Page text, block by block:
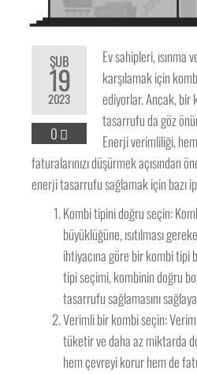
ŞUB
19
2023
0
Ev sahipleri, ısınma
karşılamak için
ediyorlar. Ancak,
tasarrufu da göz
Enerji verimliliği,
faturalarınızı düşürmek açısından
enerji tasarrufu sağlamak için bazı
Kombi tipini doğru seçin:
büyüklüğüne, ısıtılması
ihtiyacına göre bir kombi tipi
tipi seçimi, kombinin doğru
tasarrufu sağlamasını
Verimli bir kombi seçin:
tüketir ve daha az miktarda
hem çevreyi korur hem de